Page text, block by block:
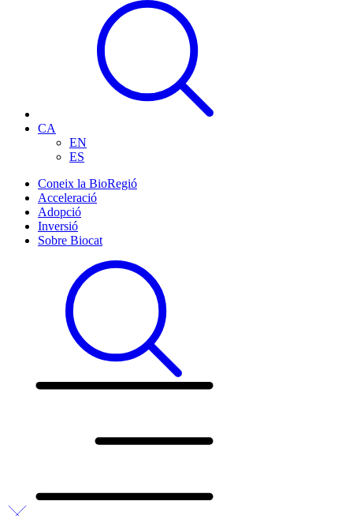
CA
EN
ES
Coneix la BioRegió
Acceleració
Adopció
Inversió
Sobre Biocat